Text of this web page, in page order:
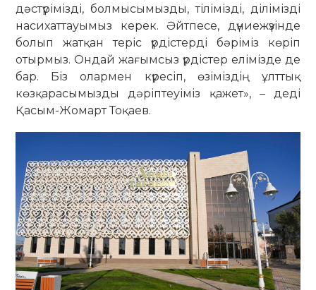
дәстүрімізді, болмысымызды, тілімізді, ділімізді
насихаттауымыз керек. Әйтпесе, дүниежүзінде
болып жатқан теріс үрдістерді бәріміз көріп
отырмыз. Ондай жағымсыз үрдістер елімізде де
бар. Біз олармен күресіп, өзіміздің ұлттық
көзқарасымызды дәріптеуіміз қажет», – деді
Қасым-Жомарт Тоқаев.